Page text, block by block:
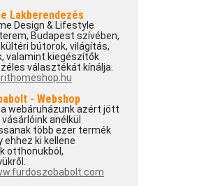
Lakberendezés
Design & Lifestyle
Budapest szívében,
bútorok, világítás,
valamint kiegészítők
választékát kínálja.
- Webshop
webáruházunk azért jött
anélkül
több ezer termék
ehhez ki kellene
otthonukból,